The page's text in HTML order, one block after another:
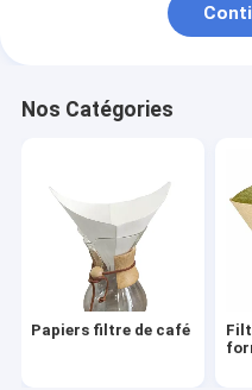
Filtre de café
Accessoires de filtre
Papier de filtre à huile
Papier pour friteuse à air
Nos Catégories
Papiers filtre de café